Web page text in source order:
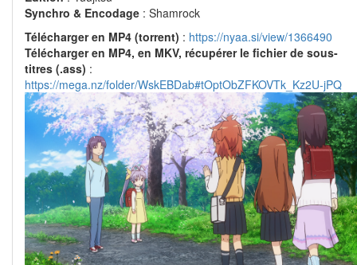
Synchro & Encodage : Shamrock
Télécharger en MP4 (torrent) : https://nyaa.si/view/1366490
Télécharger en MP4, en MKV, récupérer le fichier de sous-
titres (.ass) :
https://mega.nz/folder/WskEBDab#tOptObZFKOVTk_Kz2U-jPQ